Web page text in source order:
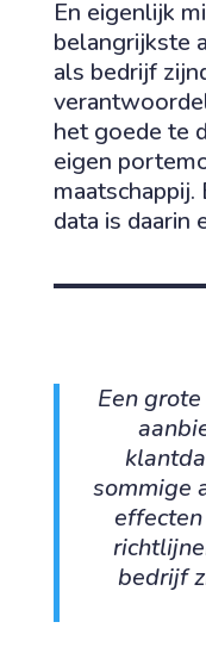
En eigenlijk
belangrijkste
als bedrijf
het goede te
eigen
data is daarin
Een
sommige
bedrijf